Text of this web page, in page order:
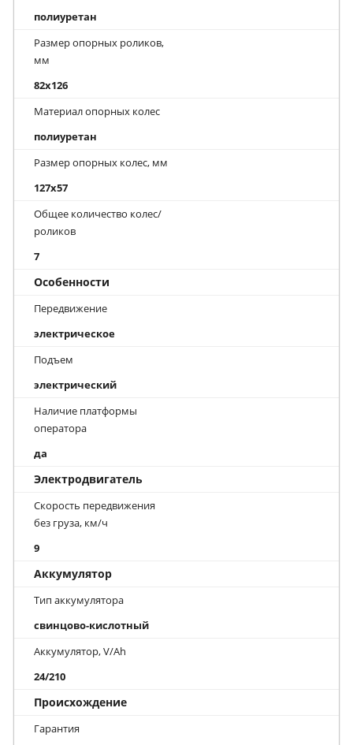
полиуретан
Размер опорных роликов,
мм
82x126
Материал опорных колес
полиуретан
Размер опорных колес, мм
127x57
Общее количество колес/
роликов
7
Особенности
Передвижение
электрическое
Подъем
электрический
Наличие платформы
оператора
да
Электродвигатель
Скорость передвижения
без груза, км/ч
9
Аккумулятор
Тип аккумулятора
свинцово-кислотный
Аккумулятор, V/Ah
24/210
Происхождение
Гарантия